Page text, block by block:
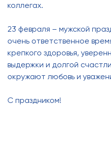
коллегах.
23 февраля – мужской
очень ответственное
крепкого здоровья,
выдержки и долгой
окружают любовь и
С праздником!